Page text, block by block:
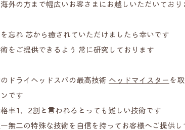
外の方まで幅広いお客さまにお越しいただいており
忘れ 芯から癒されていただけましたら幸いです
をご提供できるよう 常に研究しております
ドライヘッドスパの最高技術 ヘッドマイスター を
です
率1、2割と言われるとっても難しい技術です
無二の特殊な技術を自信を持ってお客様へご提供し